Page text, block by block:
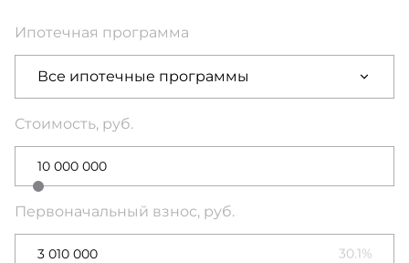
Ипотечная программа
Все ипотечные программы
Стоимость, руб.
Первоначальный взнос, руб.
30.1%